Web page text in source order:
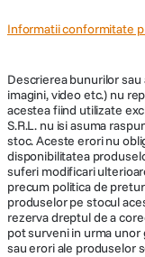
Informatii conformitate
Descrierea bunurilor
imagini, video etc.) nu
acestea fiind utilizate
S.R.L. nu isi asuma
stoc. Aceste erori nu
disponibilitatea
suferi modificari
precum politica de
produselor pe stocul
rezerva dreptul de a
pot surveni in urma
sau erori ale produselor